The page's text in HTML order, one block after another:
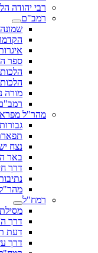
רבי יהודה
רמב"ם
ספר
מורה
מהר"ל
נצח
באר
דרך
רמח"ל
דרך
דעת
דרך